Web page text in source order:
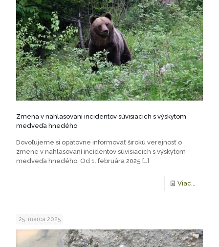
Zmena v nahlasovaní incidentov súvisiacich s výskytom
medveďa hnedého
Dovoľujeme si opätovne informovať širokú verejnosť o
zmene v nahlasovaní incidentov súvisiacich s výskytom
medveďa hnedého. Od 1. februára 2025 […]
Viac...
25. marca 2025